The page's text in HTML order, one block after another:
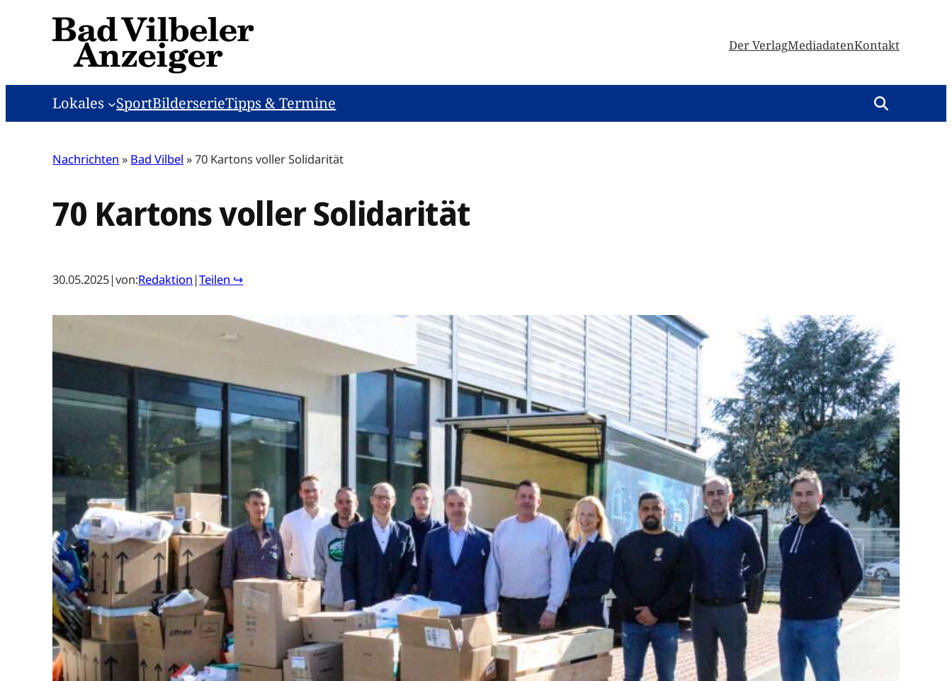
Der VerlagMediadatenKontakt
Lokales SportBilderserieTipps & Termine
Nachrichten » Bad Vilbel »70 Kartons voller Solidarität
70 Kartons voller Solidarität
30.05.2025|von:Redaktion |Teilen ↪